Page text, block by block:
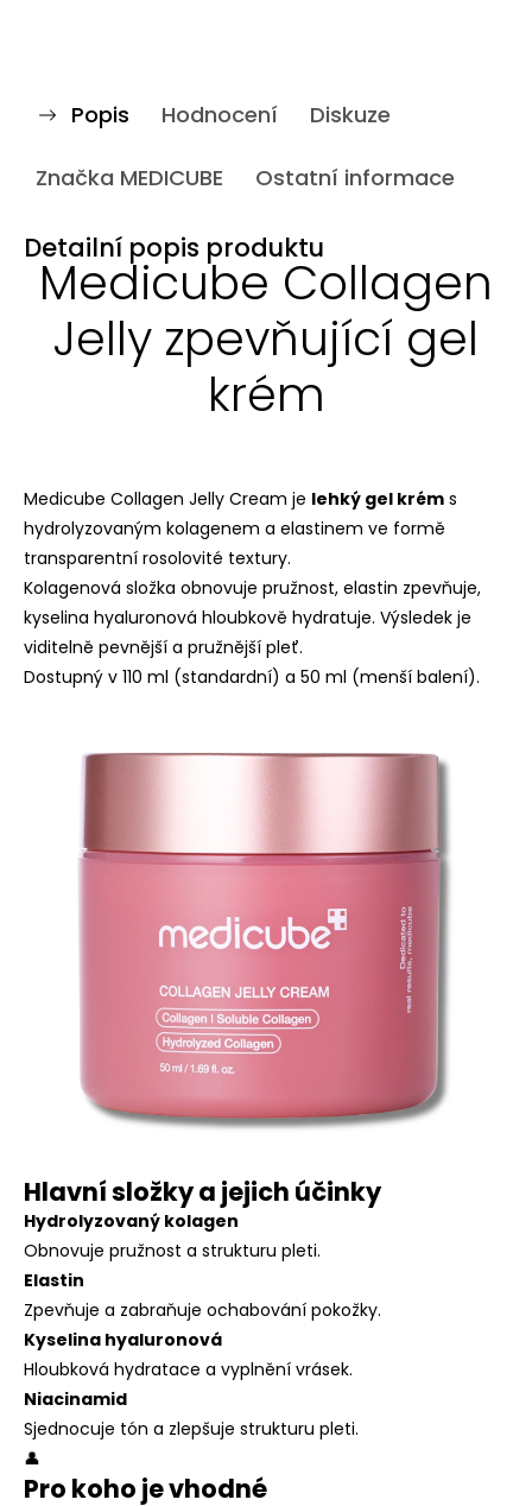
Popis Hodnocení Diskuze
Značka MEDICUBE Ostatní informace
Detailní popis produktu
Medicube Collagen
Jelly zpevňující gel
krém
Medicube Collagen Jelly Cream je lehký gel krém s
hydrolyzovaným kolagenem a elastinem ve formě
transparentní rosolovité textury.
Kolagenová složka obnovuje pružnost, elastin zpevňuje,
kyselina hyaluronová hloubkově hydratuje. Výsledek je
viditelně pevnější a pružnější pleť.
Dostupný v 110 ml (standardní) a 50 ml (menší balení).
Hlavní složky a jejich účinky
Hydrolyzovaný kolagen
Obnovuje pružnost a strukturu pleti.
Elastin
Zpevňuje a zabraňuje ochabování pokožky.
Kyselina hyaluronová
Hloubková hydratace a vyplnění vrásek.
Niacinamid
Sjednocuje tón a zlepšuje strukturu pleti.
👤
Pro koho je vhodné